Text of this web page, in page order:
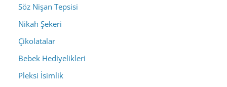
Söz Nişan Tepsisi
Nikah Şekeri
Çikolatalar
Bebek Hediyelikleri
Pleksi İsimlik